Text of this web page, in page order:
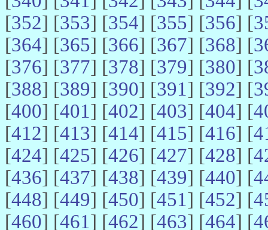
[352] [353] [354] [355] [356] [
[364] [365] [366] [367] [368] [
[376] [377] [378] [379] [380] [
[388] [389] [390] [391] [392] [
[400] [401] [402] [403] [404] [
[412] [413] [414] [415] [416] [
[424] [425] [426] [427] [428] [
[436] [437] [438] [439] [440] [
[448] [449] [450] [451] [452] [
[460] [461] [462] [463] [464] [